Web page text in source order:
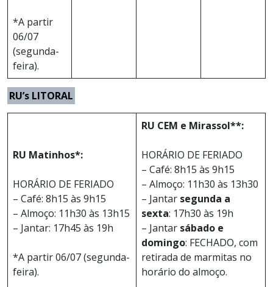
*A partir
06/07
(segunda-
feira).
RU’s LITORAL
RU Matinhos*:
HORÁRIO DE FERIADO
– Café: 8h15 às 9h15
– Almoço: 11h30 às 13h15
– Jantar: 17h45 às 19h
*A partir 06/07 (segunda-
feira).
RU CEM e Mirassol**:
HORÁRIO DE FERIADO
– Café: 8h15 às 9h15
– Almoço: 11h30 às 13h30
– Jantar segunda a
sexta: 17h30 às 19h
– Jantar sábado e
domingo: FECHADO, com
retirada de marmitas no
horário do almoço.